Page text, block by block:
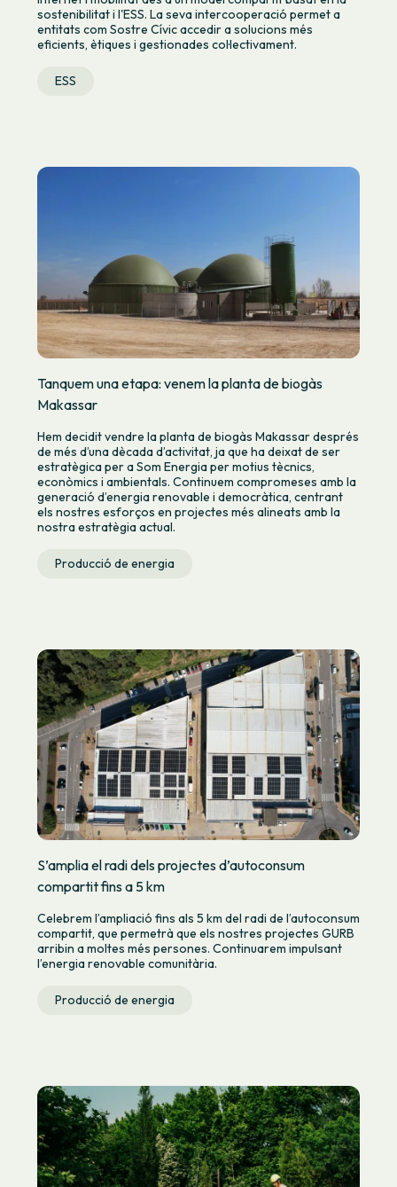
sostenibilitat i l'ESS. La seva intercooperació permet a
entitats com Sostre Cívic accedir a solucions més
eficients, ètiques i gestionades col·lectivament.
ESS
Tanquem una etapa: venem la planta de biogàs
Makassar
Hem decidit vendre la planta de biogàs Makassar després
de més d’una dècada d’activitat, ja que ha deixat de ser
estratègica per a Som Energia per motius tècnics,
econòmics i ambientals. Continuem compromeses amb la
generació d’energia renovable i democràtica, centrant
els nostres esforços en projectes més alineats amb la
nostra estratègia actual.
Producció de energia
S’amplia el radi dels projectes d’autoconsum
compartit fins a 5 km
Celebrem l’ampliació fins als 5 km del radi de l’autoconsum
compartit, que permetrà que els nostres projectes GURB
arribin a moltes més persones. Continuarem impulsant
l’energia renovable comunitària.
Producció de energia